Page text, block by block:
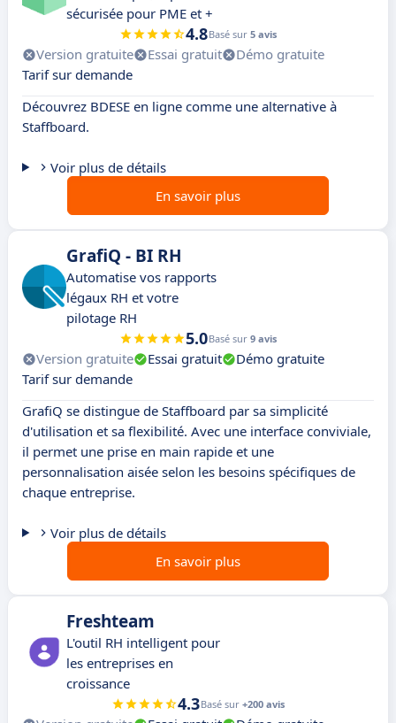
sécurisée pour PME et +
4.8Basé sur 5 avis
Version gratuite Essai gratuit
Démo gratuite
Tarif sur demande
Découvrez BDESE en ligne comme une alternative à
Staffboard.
Voir plus de détails
En savoir plus
GrafiQ - BI RH
Automatise vos rapports
légaux RH et votre
pilotage RH
5.0Basé sur 9 avis
Version gratuite Essai gratuit
Démo gratuite
Tarif sur demande
GrafiQ se distingue de Staffboard par sa simplicité
d'utilisation et sa flexibilité. Avec une interface conviviale,
il permet une prise en main rapide et une
personnalisation aisée selon les besoins spécifiques de
chaque entreprise.
Voir plus de détails
En savoir plus
Freshteam
L'outil RH intelligent pour
les entreprises en
croissance
4.3Basé sur +200 avis